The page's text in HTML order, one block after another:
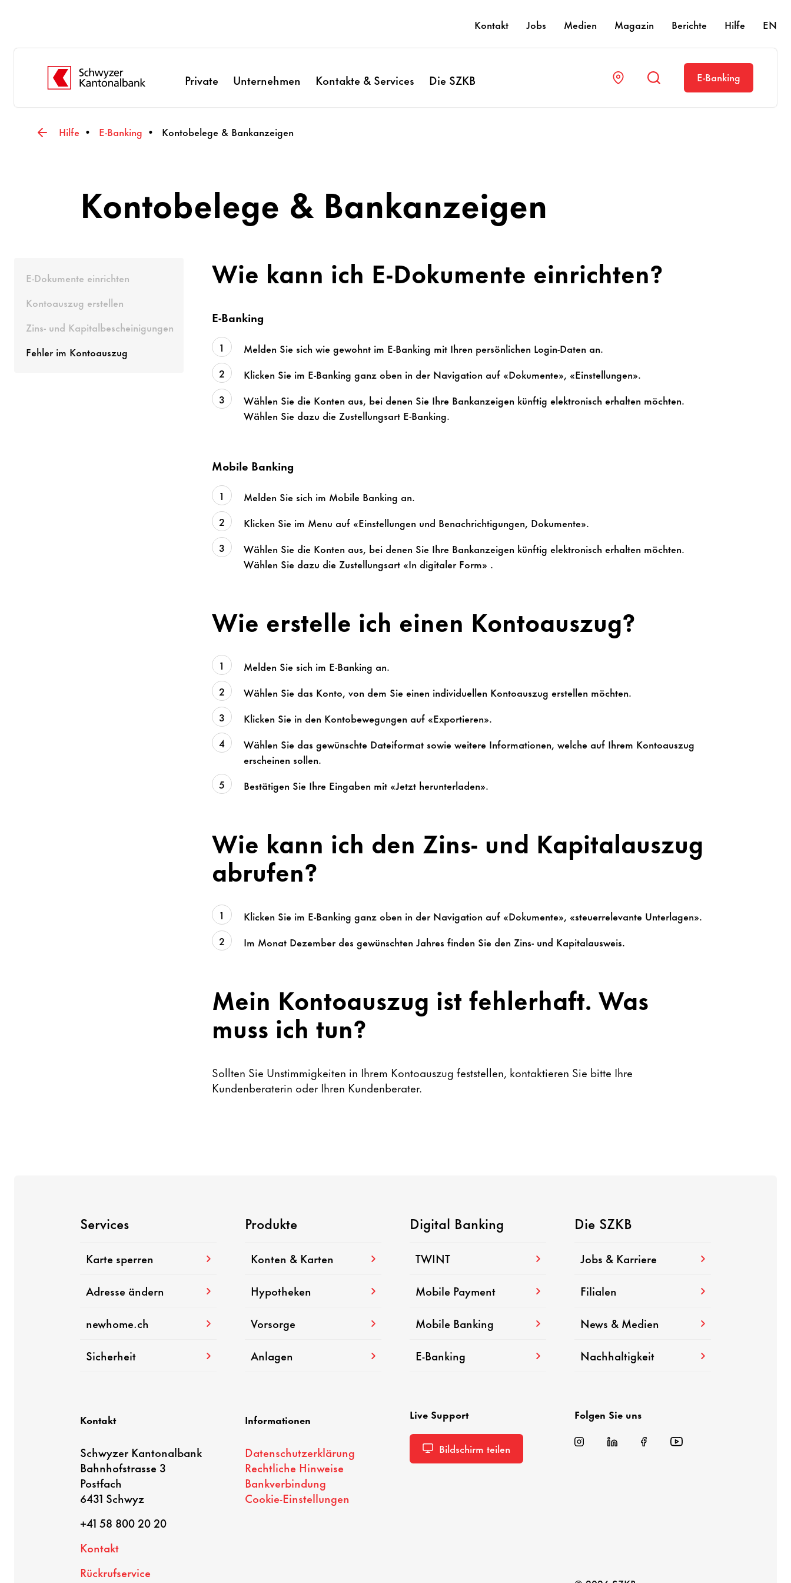
Kontakt Jobs Medien Magazin Berichte Hilfe EN
Private Unternehmen Kontakte & Services Die SZKB E-Banking
Hilfe E-Banking Kontobelege & Bankanzeigen
Kontobelege & Bankanzeigen
E-Dokumente einrichten
Kontoauszug erstellen
Zins- und Kapitalbescheinigungen
Fehler im Kontoauszug
Wie kann ich E-Dokumente einrichten?
E-Banking
Melden Sie sich wie gewohnt im E-Banking mit Ihren persönlichen Login-Daten an.
Klicken Sie im E-Banking ganz oben in der Navigation auf «Dokumente», «Einstellungen».
Wählen Sie die Konten aus, bei denen Sie Ihre Bankanzeigen künftig elektronisch erhalten möchten.
Wählen Sie dazu die Zustellungsart E-Banking.
Mobile Banking
Melden Sie sich im Mobile Banking an.
Klicken Sie im Menu auf «Einstellungen und Benachrichtigungen, Dokumente».
Wählen Sie die Konten aus, bei denen Sie Ihre Bankanzeigen künftig elektronisch erhalten möchten.
Wählen Sie dazu die Zustellungsart «In digitaler Form» .
Wie erstelle ich einen Kontoauszug?
Melden Sie sich im E-Banking an.
Wählen Sie das Konto, von dem Sie einen individuellen Kontoauszug erstellen möchten.
Klicken Sie in den Kontobewegungen auf «Exportieren».
Wählen Sie das gewünschte Dateiformat sowie weitere Informationen, welche auf Ihrem Kontoauszug
erscheinen sollen.
Bestätigen Sie Ihre Eingaben mit «Jetzt herunterladen».
Wie kann ich den Zins- und Kapitalauszug
abrufen?
Klicken Sie im E-Banking ganz oben in der Navigation auf «Dokumente», «steuerrelevante Unterlagen».
Im Monat Dezember des gewünschten Jahres finden Sie den Zins- und Kapitalausweis.
Mein Kontoauszug ist fehlerhaft. Was
muss ich tun?
Sollten Sie Unstimmigkeiten in Ihrem Kontoauszug feststellen, kontaktieren Sie bitte Ihre
Kundenberaterin oder Ihren Kundenberater.
Services
Karte sperren
Adresse ändern
newhome.ch
Sicherheit
Produkte
Konten & Karten
Hypotheken
Vorsorge
Anlagen
Digital Banking
TWINT
Mobile Payment
Mobile Banking
E-Banking
Die SZKB
Jobs & Karriere
Filialen
News & Medien
Nachhaltigkeit
Kontakt
Schwyzer Kantonalbank
Bahnhofstrasse 3
Postfach
6431 Schwyz
+41 58 800 20 20
Kontakt
Rückrufservice
Informationen
Datenschutzerklärung
Rechtliche Hinweise
Bankverbindung
Cookie-Einstellungen
Live Support
Bildschirm teilen
Folgen Sie uns